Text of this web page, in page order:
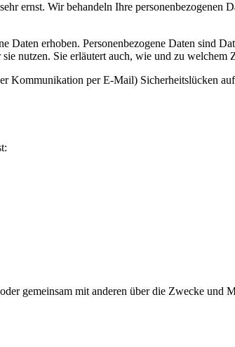
ernst. Wir behandeln Ihre
Daten erhoben. Personenbezogene Daten sind
nutzen. Sie erläutert auch, wie und zu welchem
Kommunikation per E-Mail) Sicherheitslücken
gemeinsam mit anderen über die Zwecke